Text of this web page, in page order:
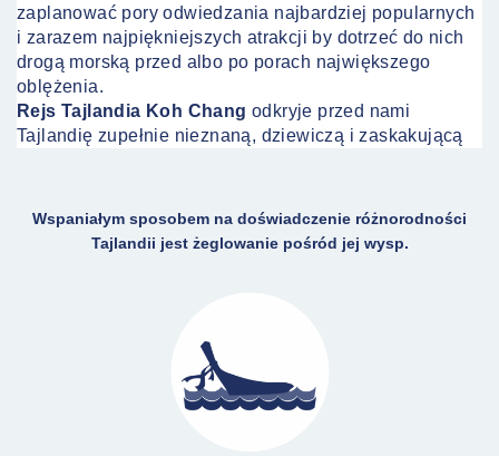
zaplanować pory odwiedzania najbardziej popularnych
i zarazem najpiękniejszych atrakcji by dotrzeć do nich
drogą morską przed albo po porach największego
oblężenia.
Rejs Tajlandia Koh Chang odkryje przed nami
Tajlandię zupełnie nieznaną, dziewiczą i zaskakującą
Wspaniałym sposobem na doświadczenie różnorodności
Tajlandii jest żeglowanie pośród jej wysp.